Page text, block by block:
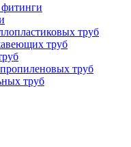
труб
труб
труб
труб